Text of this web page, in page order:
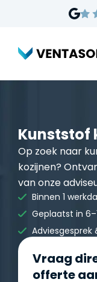
Kunststof
Op zoek naar
kozijnen?
van onze
Binnen 1
Geplaatst in
Vraag
offerte